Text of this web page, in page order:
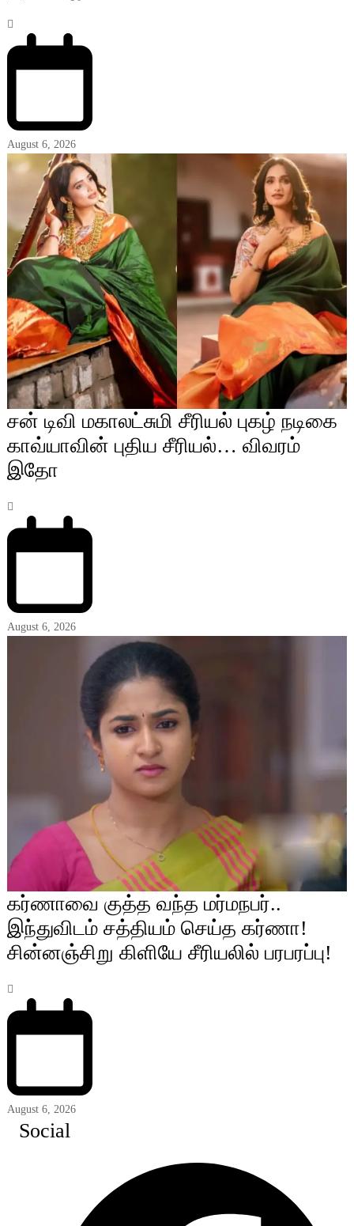
August 6, 2026
சன் டிவி மகாலட்சுமி சீரியல் புகழ் நடிகை
காவ்யாவின் புதிய சீரியல்… விவரம்
இதோ
August 6, 2026
கர்ணாவை குத்த வந்த மர்மநபர்..
இந்துவிடம் சத்தியம் செய்த கர்ணா!
சின்னஞ்சிறு கிளியே சீரியலில் பரபரப்பு!
August 6, 2026
Social